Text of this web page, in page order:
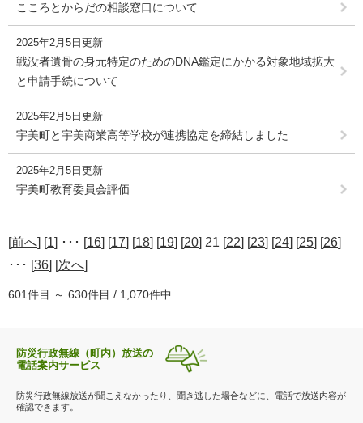
こころとからだの相談窓口について
2025年2月5日更新
戦没者遺骨の身元特定のためのDNA鑑定にかかる対象地域拡大
と申請手続について
2025年2月5日更新
宇美町と宇美商業高等学校が連携協定を締結しました
2025年2月5日更新
宇美町教育委員会評価
[前へ] [1] ･･･ [16] [17] [18] [19] [20] 21 [22] [23] [24] [25] [26]
･･･ [36] [次へ]
601件目 ～ 630件目 / 1,070件中
防災行政無線（町内）放送の
電話案内サービス
防災行政無線放送が聞こえなかったり、聞き逃した場合などに、電話で放送内容が
確認できます。